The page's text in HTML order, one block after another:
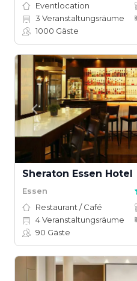
Eventlocation
3 Veranstaltungsräume
1000 Gäste
Sheraton Essen Hotel
Essen
Restaurant / Café
4Veranstaltungsräume
90 Gäste